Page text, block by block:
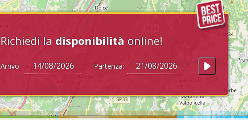
Richiedi la disponibilità online!
Arrivo: Partenza: